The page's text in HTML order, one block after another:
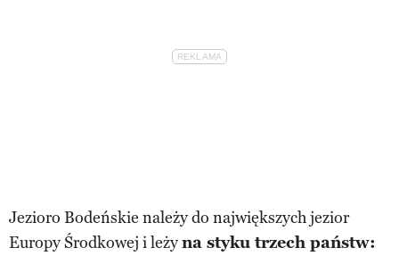
Jezioro Bodeńskie należy do największych jezior
Europy Środkowej i leżyna styku trzech państw: